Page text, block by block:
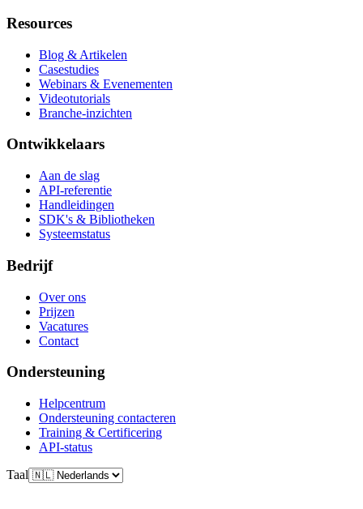
Resources
Blog & Artikelen
Casestudies
Webinars & Evenementen
Videotutorials
Branche-inzichten
Ontwikkelaars
Aan de slag
API-referentie
Handleidingen
SDK's & Bibliotheken
Systeemstatus
Bedrijf
Over ons
Prijzen
Vacatures
Contact
Ondersteuning
Helpcentrum
Ondersteuning contacteren
Training & Certificering
API-status
Taal